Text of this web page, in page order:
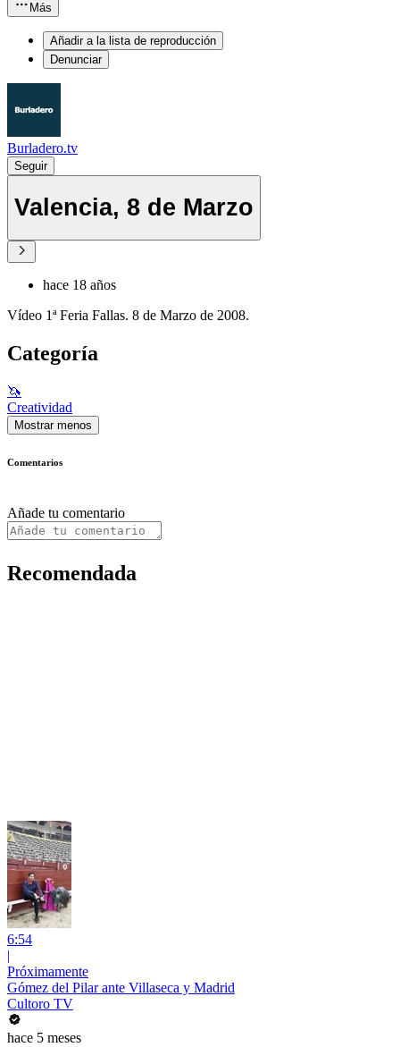
Más
Añadir a la lista de reproducción
Denunciar
Burladero.tv
Seguir
Valencia, 8 de Marzo
hace 18 años
Vídeo 1ª Feria Fallas. 8 de Marzo de 2008.
Categoría
🦄
Creatividad
Mostrar menos
Comentarios
Añade tu comentario
Recomendada
6:54
|
Próximamente
Gómez del Pilar ante Villaseca y Madrid
Cultoro TV
hace 5 meses